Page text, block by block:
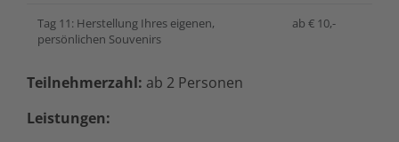
Tag 11: Herstellung Ihres eigenen,
persönlichen Souvenirs
ab € 10,-
Teilnehmerzahl: ab 2 Personen
Leistungen: